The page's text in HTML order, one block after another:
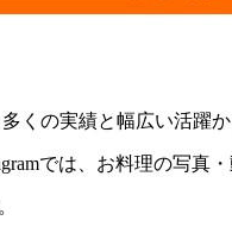
くの実績と幅広い活躍
では、お料理の写真